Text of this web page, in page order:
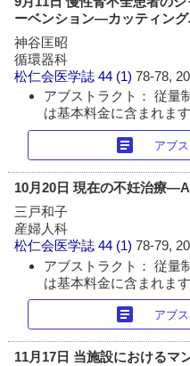
ーベンション―カッティン
神谷匡昭
循環器科
松仁会医学誌 44 (1)78-78,
アブストラクト： 従量
は基本料金に含まれます
article アブ
10月20日 現在の不妊治療
三戸和子
産婦人科
松仁会医学誌 44 (1)78-79,
アブストラクト： 従量
は基本料金に含まれます
article アブ
11月17日 当施設におけるマ